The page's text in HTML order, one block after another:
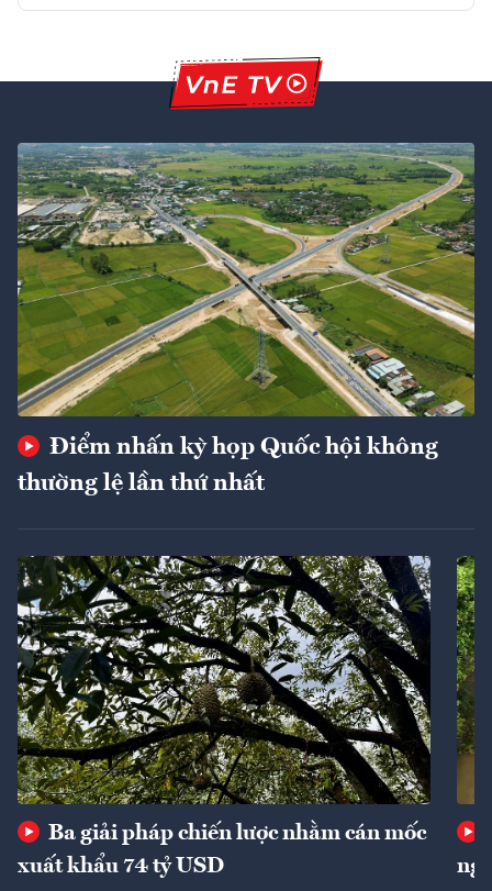
Điểm nhấn kỳ họp Quốc hội không
thường lệ lần thứ nhất
Ba giải pháp chiến lược nhằm cán mốc
xuất khẩu 74 tỷ USD